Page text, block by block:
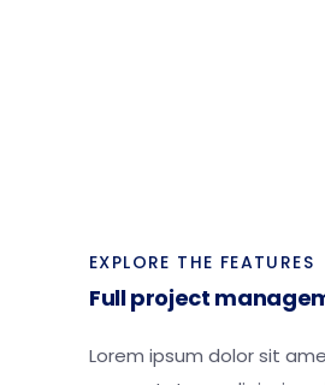
EXPLORE THE FEATURES
Full project
Lorem ipsum dolor sit